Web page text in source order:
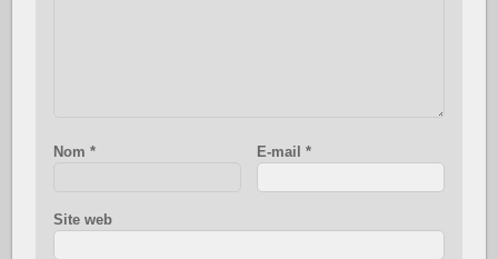
Nom * E-mail*
Site web